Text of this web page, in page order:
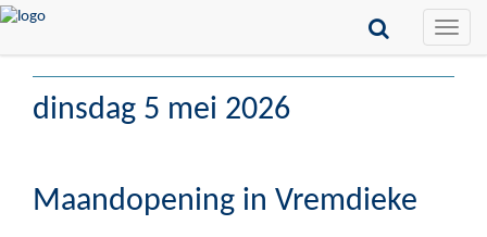
Toggle
dinsdag 5 mei 2026
Maandopening in Vremdieke